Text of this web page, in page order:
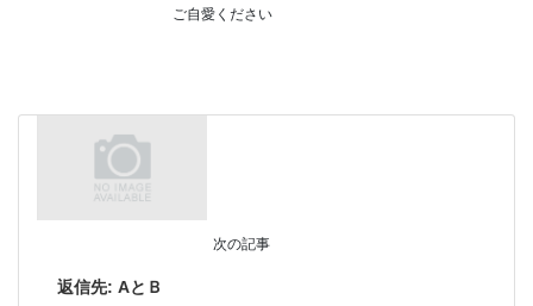
ご自愛ください
次の記事
返信先: AとＢ